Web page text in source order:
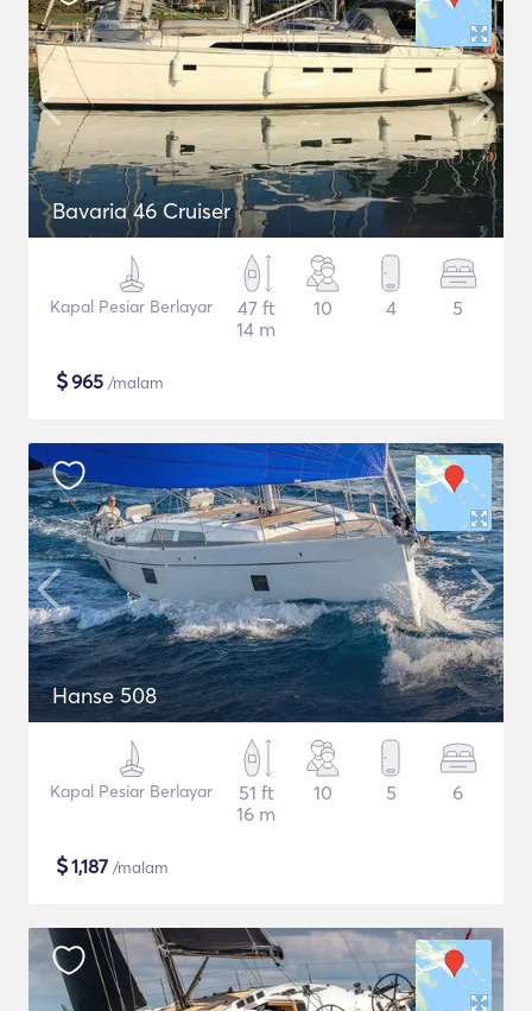
Bavaria 46 Cruiser
Kapal Pesiar Berlayar
47 ft
14 m
10 4 5
$965 /malam
Hanse 508
Kapal Pesiar Berlayar
51 ft
16 m
10 5 6
$1,187 /malam